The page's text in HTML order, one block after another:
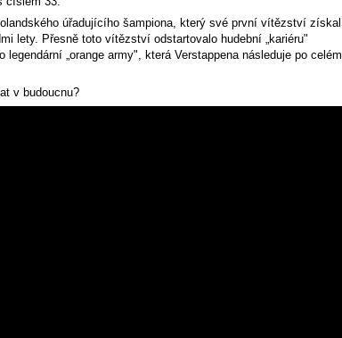
úřadujícího šampiona, který své první vítězství získal
lety. Přesně toto vítězství odstartovalo hudební „kariéru"
legendární „orange army", která Verstappena následuje po celém
v budoucnu?